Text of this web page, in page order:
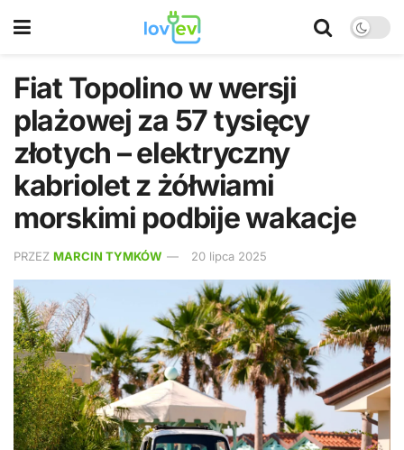
Fiat Topolino w wersji
plażowej za 57 tysięcy
złotych – elektryczny
kabriolet z żółwiami
morskimi podbije wakacje
PRZEZ MARCIN TYMKÓW 20 lipca 2025